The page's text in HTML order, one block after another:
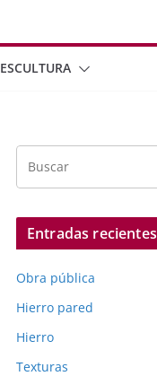
ESCULTURA
Entradas recientes
Obra pública
Hierro pared
Hierro
Texturas